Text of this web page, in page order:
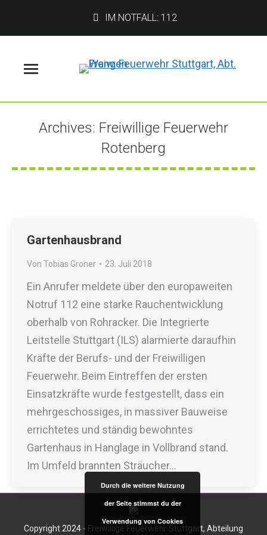
IM NOTFALL: 112
Archives: Freiwillige Feuerwehr
Rotenberg
Sie befinden sich hier:
Gartenhausbrand
Von Tobias Groner 23. Juli 2018
Ein Anrufer meldete über den europaweiten
Notruf 112 eine starke Rauchentwicklung
oberhalb von Rohracker. Die Integrierte
Leitstelle Stuttgart (ILS) alarmierte daraufhin
Kräfte der Berufs- und der Freiwilligen
Feuerwehr. Beim Eintreffen der ersten
Einsatzkräfte wurde festgestellt, dass ein
mehrgeschossiges, in massiver Bauweise
errichtetes und ständig bewohntes
Gartenhaus in Hanglage in Vollbrand stand.
Im Umfeld brannten Sträucher…
Copyright 2024 - Freiwillige Feuerwehr Stuttgart, Abteilung
Durch die weitere Nutzung
der Seite stimmst du der
Verwendung von Cookies